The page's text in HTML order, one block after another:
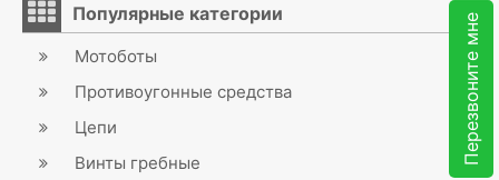
Перезвоните мне
Популярные категории
Мотоботы
Противоугонные средства
Цепи
Винты гребные